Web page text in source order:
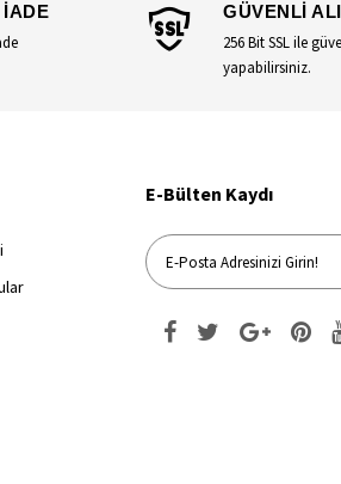
GÜVENLİ
256 Bit SSL ile
yapabilirsiniz.
E-Bülten Kaydı